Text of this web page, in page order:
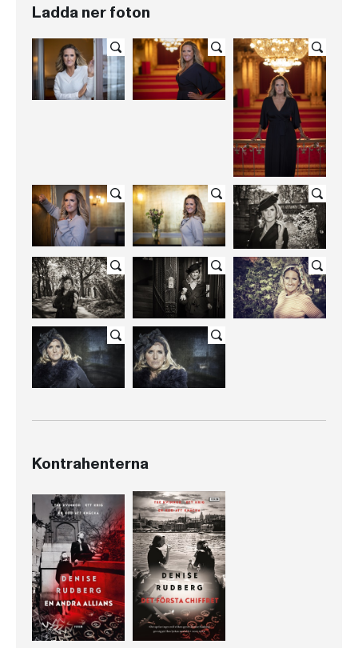
Ladda ner foton
Kontrahenterna